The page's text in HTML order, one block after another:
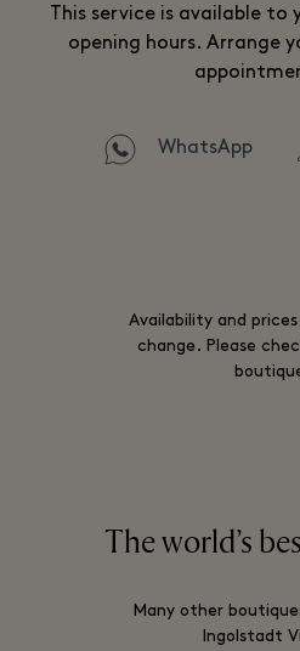
This service is available
opening hours. Arrange
WhatsApp
Availability and
change. Please
The world’s
Many other
Ingolstadt